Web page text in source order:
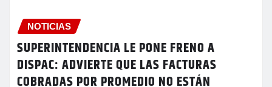
NOTICIAS
SUPERINTENDENCIA LE PONE FRENO A
DISPAC: ADVIERTE QUE LAS FACTURAS
COBRADAS POR PROMEDIO NO ESTÁN